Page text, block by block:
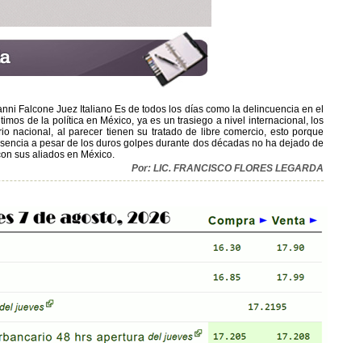
Falcone Juez Italiano Es de todos los días como la delincuencia en el
de la política en México, ya es un trasiego a nivel internacional, los
nacional, al parecer tienen su tratado de libre comercio, esto porque
a pesar de los duros golpes durante dos décadas no ha dejado de
sus aliados en México.
Por: LIC. FRANCISCO FLORES LEGARDA